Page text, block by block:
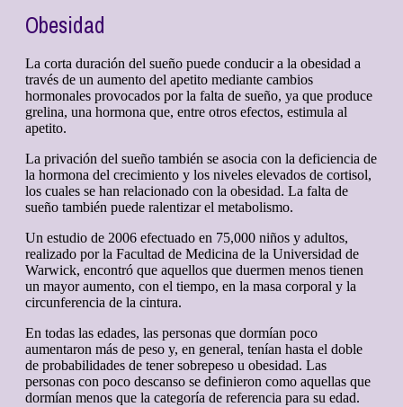
Obesidad
La corta duración del sueño puede conducir a la obesidad a
través de un aumento del apetito mediante cambios
hormonales provocados por la falta de sueño, ya que produce
grelina, una hormona que, entre otros efectos, estimula al
apetito.
La privación del sueño también se asocia con la deficiencia de
la hormona del crecimiento y los niveles elevados de cortisol,
los cuales se han relacionado con la obesidad. La falta de
sueño también puede ralentizar el metabolismo.
Un estudio de 2006 efectuado en 75,000 niños y adultos,
realizado por la Facultad de Medicina de la Universidad de
Warwick, encontró que aquellos que duermen menos tienen
un mayor aumento, con el tiempo, en la masa corporal y la
circunferencia de la cintura.
En todas las edades, las personas que dormían poco
aumentaron más de peso y, en general, tenían hasta el doble
de probabilidades de tener sobrepeso u obesidad. Las
personas con poco descanso se definieron como aquellas que
dormían menos que la categoría de referencia para su edad.